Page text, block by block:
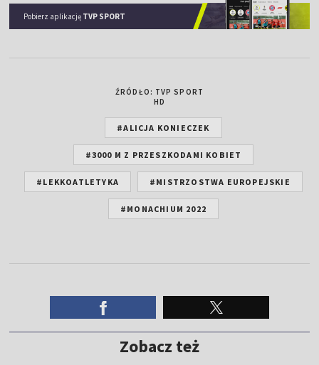
Pobierz aplikację TVP SPORT
ŹRÓDŁO: TVP SPORT
HD
#ALICJA KONIECZEK
#3000 M Z PRZESZKODAMI KOBIET
#LEKKOATLETYKA #MISTRZOSTWA EUROPEJSKIE
#MONACHIUM 2022
Zobacz też